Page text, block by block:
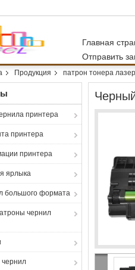
Главная
Отправить
Продукция патрон тонера
принтера
принтера
принтера
ярлыка
большого формата
чернил
чернил